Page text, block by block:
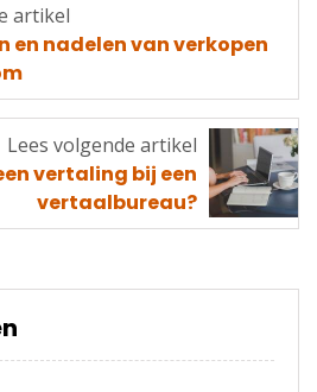
artikel
en nadelen van verkopen
Lees volgende artikel
vertaling bij een
vertaalbureau?